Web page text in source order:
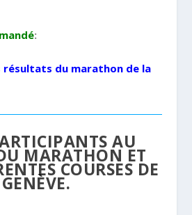
:
résultats du marathon de la
AU
MARATHON ET
COURSES DE
GENÈVE.